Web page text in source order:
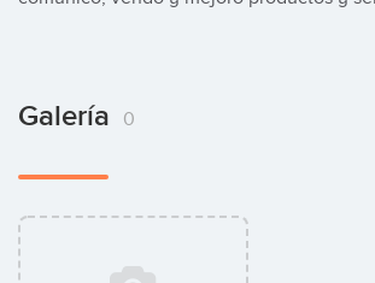
Galería 0